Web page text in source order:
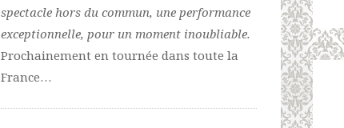
spectacle hors du commun, une performance
exceptionnelle, pour un moment inoubliable.
Prochainement en tournée dans toute la
France…